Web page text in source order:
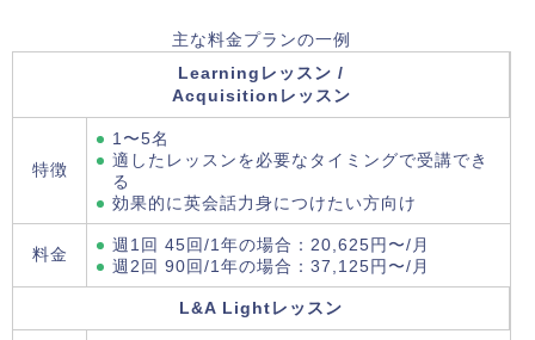
主な料金プランの一例
Learningレッスン /
Acquisitionレッスン
特徴
1〜5名
適したレッスンを必要なタイミングで受講でき
る
効果的に英会話力身につけたい方向け
料金
週1回 45回/1年の場合：20,625円〜/月
週2回 90回/1年の場合：37,125円〜/月
L&A Lightレッスン